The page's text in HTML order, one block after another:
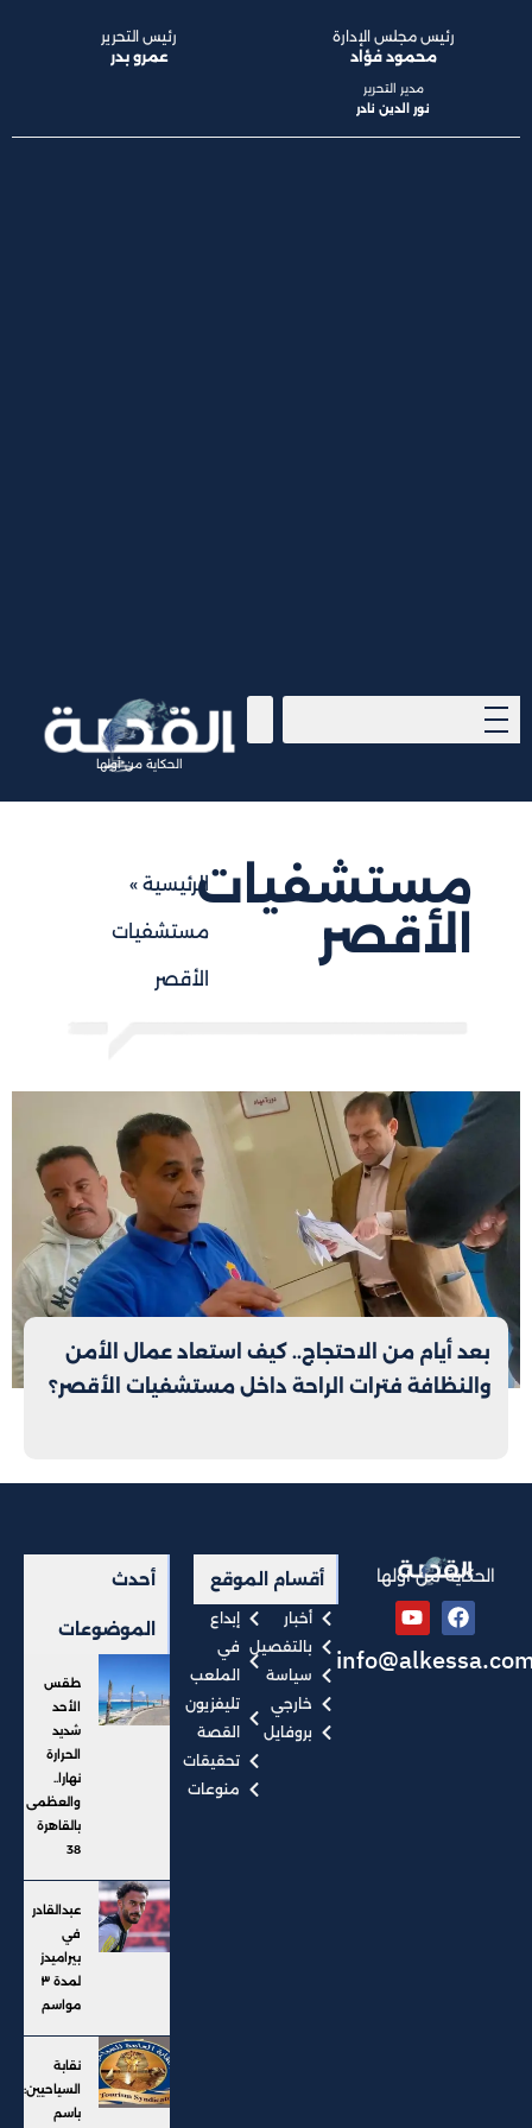
الحكاية من أولها
رئيس مجلس الإدارة
محمود فؤاد
مدير التحرير
نور الدين نادر
رئيس التحرير
عمرو بدر
مستشفيات
الأقصر
الرئيسية »
مستشفيات
الأقصر
بعد أيام من الاحتجاج.. كيف استعاد عمال الأمن
والنظافة فترات الراحة داخل مستشفيات الأقصر؟
الحكاية من أولها أقسام الموقع
أخبار
بالتفصيل
سياسة
خارجي
بروفايل
إبداع
في
الملعب
تليفزيون
القصة
تحقيقات
منوعات
أحدث
الموضوعات
طقس
الأحد
شديد
الحرارة
نهارا..
والعظمى
بالقاهرة
38
عبدالقادر
في
بيراميدز
لمدة ٣
مواسم
نقابة
السياحيين:
باسم